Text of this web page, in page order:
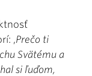
,Prečo ti
Svätému a
si ľuďom,